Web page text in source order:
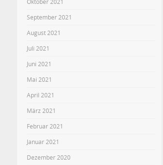
September 2021
August 2021
Juli 2021
Juni 2021
Mai 2021
April 2021
März 2021
Februar 2021
Januar 2021
Dezember 2020